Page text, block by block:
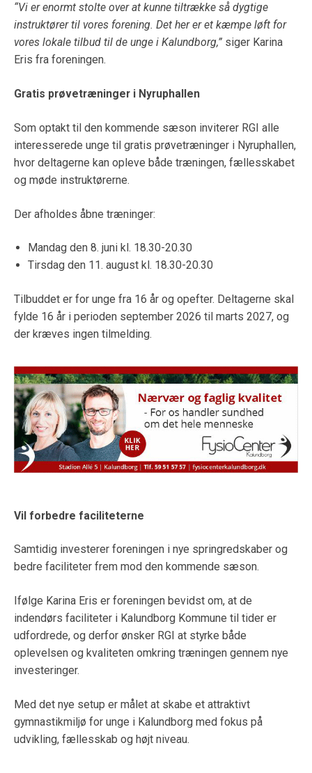
“Vi er enormt stolte over at kunne tiltrække så dygtige
instruktører til vores forening. Det her er et kæmpe løft for
vores lokale tilbud til de unge i Kalundborg,” siger Karina
Eris fra foreningen.
Gratis prøvetræninger i Nyruphallen
Som optakt til den kommende sæson inviterer RGI alle
interesserede unge til gratis prøvetræninger i Nyruphallen,
hvor deltagerne kan opleve både træningen, fællesskabet
og møde instruktørerne.
Der afholdes åbne træninger:
Mandag den 8. juni kl. 18.30-20.30
Tirsdag den 11. august kl. 18.30-20.30
Tilbuddet er for unge fra 16 år og opefter. Deltagerne skal
fylde 16 år i perioden september 2026 til marts 2027, og
der kræves ingen tilmelding.
Vil forbedre faciliteterne
Samtidig investerer foreningen i nye springredskaber og
bedre faciliteter frem mod den kommende sæson.
Ifølge Karina Eris er foreningen bevidst om, at de
indendørs faciliteter i Kalundborg Kommune til tider er
udfordrede, og derfor ønsker RGI at styrke både
oplevelsen og kvaliteten omkring træningen gennem nye
investeringer.
Med det nye setup er målet at skabe et attraktivt
gymnastikmiljø for unge i Kalundborg med fokus på
udvikling, fællesskab og højt niveau.